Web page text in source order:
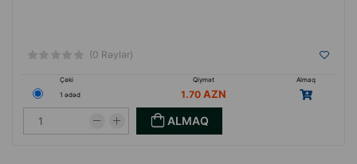
(0 Rəylər)
Çəki Qiymət
Almaq
1 ədəd
1.70
ALMAQ